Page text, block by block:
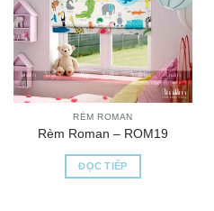
RÈM ROMAN
Rèm Roman – ROM19
ĐỌC TIẾP